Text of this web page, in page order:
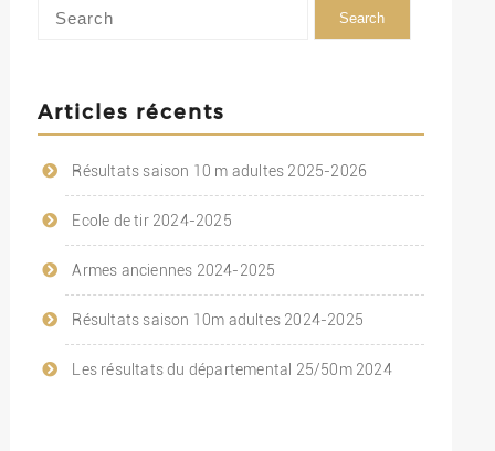
Articles récents
Résultats saison 10 m adultes 2025-2026
Ecole de tir 2024-2025
Armes anciennes 2024-2025
Résultats saison 10m adultes 2024-2025
Les résultats du départemental 25/50m 2024